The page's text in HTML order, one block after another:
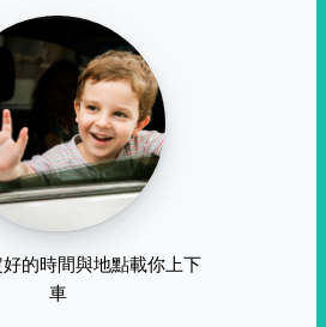
的時間與地點載你上下
車